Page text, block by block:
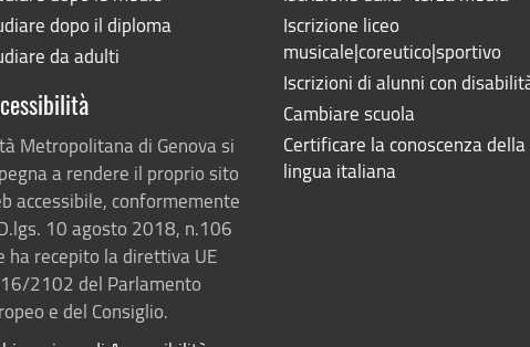
dopo il diploma
da adulti
Metropolitana di Genova si
a rendere il proprio sito
accessibile, conformemente
10 agosto 2018, n.106
ha recepito la direttiva UE
2102 del Parlamento
e del Consiglio.
Iscrizione liceo
musicale|coreutico|sportivo
Iscrizioni di alunni con
Cambiare scuola
Certificare la conoscenza della
lingua italiana